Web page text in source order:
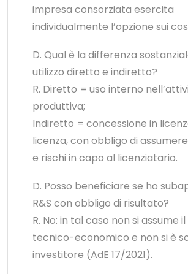
impresa consorziata esercita
individualmente l’opzione sui
D. Qual è la differenza
utilizzo diretto e indiretto?
R. Diretto = uso interno
produttiva;
Indiretto = concessione in
licenza, con obbligo di
e rischi in capo al licenziatario.
D. Posso beneficiare se ho
R&S con obbligo di risultato?
R. No: in tal caso non si assume
tecnico-economico e non si è
investitore (AdE 17/2021).